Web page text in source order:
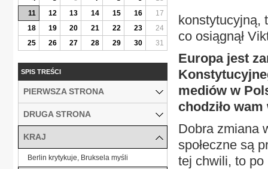
konstytucyjną,
co osiągnął
Europa jest
mediów w
chodziło
Dobra zmiana
społeczne są
tej chwili, to po
11
12 13 14 15 16
17
18
19 20 21 22 23
24
25
26 27 28 29 30 31
SPIS TREŚCI
PIERWSZA STRONA
DRUGA STRONA
KRAJ
Berlin krytykuje, Bruksela myśli